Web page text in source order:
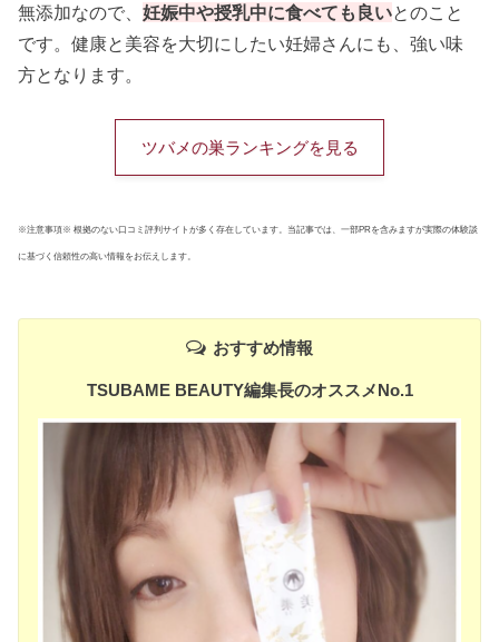
無添加なので、妊娠中や授乳中に食べても良いとのこと
です。健康と美容を大切にしたい妊婦さんにも、強い味
方となります。
ツバメの巣ランキングを見る
※注意事項※ 根拠のない口コミ評判サイトが多く存在しています。当記事では、一部PRを含みますが実際の体験談
に基づく信頼性の高い情報をお伝えします。
おすすめ情報
TSUBAME BEAUTY編集長のオススメNo.1